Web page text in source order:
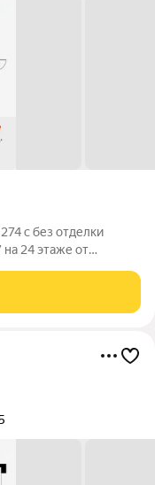
с без отделки
24 этаже от